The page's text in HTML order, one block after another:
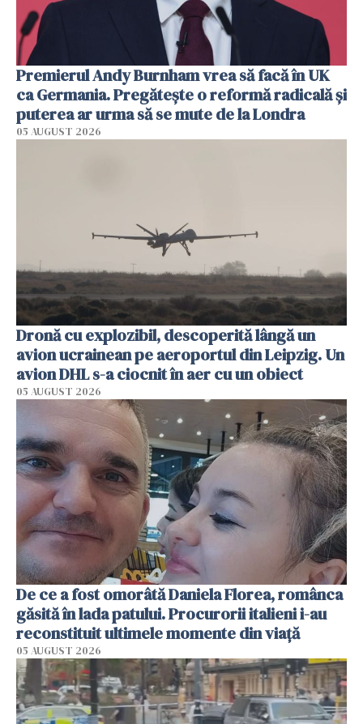
Premierul Andy Burnham vrea să facă în UK
ca Germania. Pregătește o reformă radicală și
puterea ar urma să se mute de la Londra
05 AUGUST 2026
Dronă cu explozibil, descoperită lângă un
avion ucrainean pe aeroportul din Leipzig. Un
avion DHL s-a ciocnit în aer cu un obiect
05 AUGUST 2026
De ce a fost omorâtă Daniela Florea, românca
găsită în lada patului. Procurorii italieni i-au
reconstituit ultimele momente din viață
05 AUGUST 2026